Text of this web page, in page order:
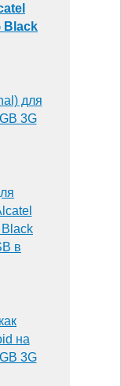
Black
для
3G
в
на
3G